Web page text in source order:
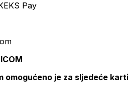
Pay
omogućeno je za sljedeće